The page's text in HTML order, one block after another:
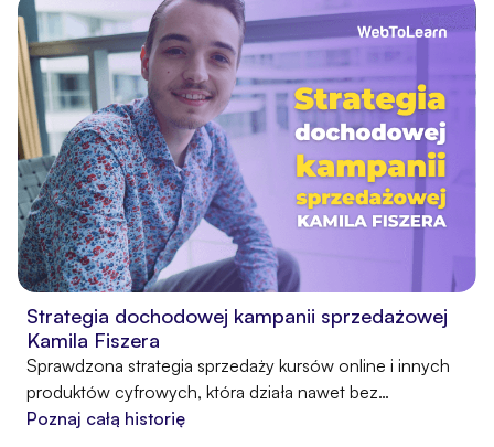
Strategia dochodowej kampanii sprzedażowej
Kamila Fiszera
Sprawdzona strategia sprzedaży kursów online i innych
produktów cyfrowych, która działa nawet bez
społeczności, prowadzenia webinariów i dużych
Poznaj całą historię